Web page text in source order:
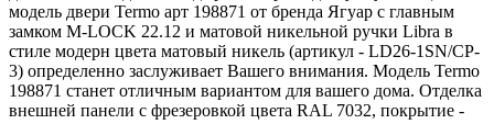
модель двери Termo арт 198871 от бренда Ягуар с главным
замком M-LOCK 22.12 и матовой никельной ручки Libra в
стиле модерн цвета матовый никель (артикул - LD26-1SN/CP-
3) определенно заслуживает Вашего внимания. Модель Termo
198871 станет отличным вариантом для вашего дома. Отделка
внешней панели с фрезеровкой цвета RAL 7032, покрытие -